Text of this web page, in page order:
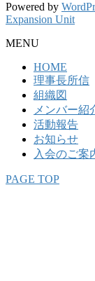
Powered by
Expansion Unit
MENU
HOME
理事長所信
組織図
メンバー紹
活動報告
お知らせ
入会のご案
PAGE TOP